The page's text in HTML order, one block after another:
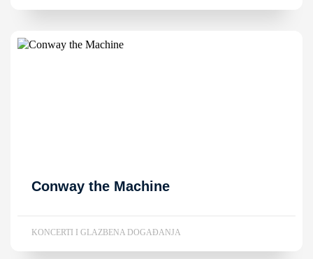
Conway the Machine
KONCERTI I GLAZBENA DOGAĐANJA